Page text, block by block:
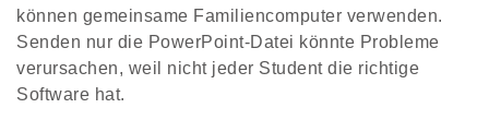
können gemeinsame Familiencomputer verwenden.
Senden nur die PowerPoint-Datei könnte Probleme
verursachen, weil nicht jeder Student die richtige
Software hat.